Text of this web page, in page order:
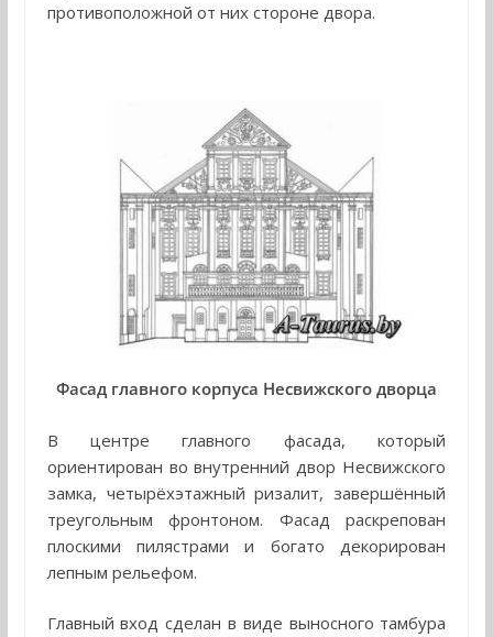
противоположной от них стороне двора.
Фасад главного корпуса Несвижского дворца
В центре главного фасада, который
ориентирован во внутренний двор Несвижского
замка, четырёхэтажный ризалит, завершённый
треугольным фронтоном. Фасад раскрепован
плоскими пилястрами и богато декорирован
лепным рельефом.
Главный вход сделан в виде выносного тамбура